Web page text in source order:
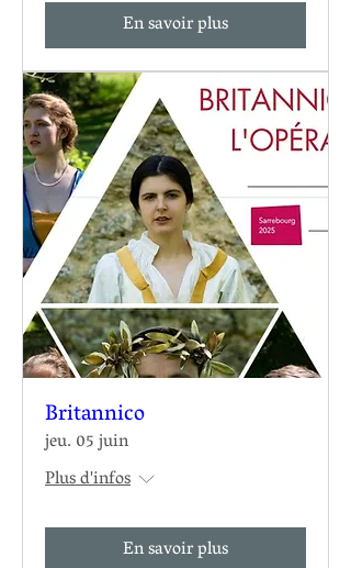
En savoir plus
Britannico
jeu. 05 juin
Plus d'infos
En savoir plus